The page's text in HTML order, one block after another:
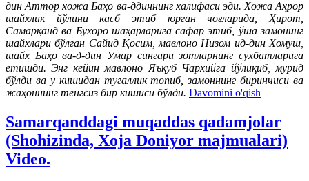
дин Аттор хожа Баҳо ва-ддиннинг халифаси эди. Хожа Аҳрор
шайхлик йўлини касб этиб юрган чоғларида, Ҳирот,
Самарқанд ва Бухоро шаҳарларига сафар этиб, ўша замонинг
шайхлари бўлган Сайид Қосим, мавлоно Низом ид-дин Хомуш,
шайх Баҳо ва-д-дин Умар сингари зотларнинг сухбатларига
етишди. Энг кейин мавлоно Яъқуб Чархийга йўлиқиб, мурид
бўлди ва у кишидан тугаллик топиб, замоннинг биринчиси ва
жаҳоннинг тенгсиз бир кишиси бўлди. Davomini o'qish
Samarqanddagi muqaddas qadamjolar
(Shohizinda, Xoja Doniyor majmualari)
Video.